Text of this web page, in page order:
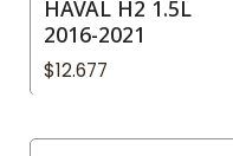
HAVAL H2 1.5L
2016-2021
$12.677